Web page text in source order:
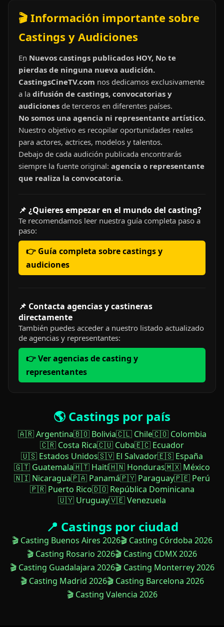
🎬 Información importante sobre
Castings y Audiciones
En Nuevos castings publicados HOY, No te
pierdas de ninguna nueva audición.
CastingsCineTV.com nos dedicamos exclusivamente
a la difusión de castings, convocatorias y
audiciones de terceros en diferentes países.
No somos una agencia ni representante artístico.
Nuestro objetivo es recopilar oportunidades reales
para actores, actrices, modelos y talentos.
Debajo de cada audición publicada encontrarás
siempre la fuente original: agencia o representante
que realiza la convocatoria.
📌 ¿Quieres empezar en el mundo del casting?
Te recomendamos leer nuestra guía completa paso a
paso:
👉 Guía completa sobre castings y
audiciones
📌 Contacta agencias y castineras
directamente
También puedes acceder a nuestro listado actualizado
de agencias y representantes:
👉 Ver agencias de casting y
representantes
🌎 Castings por país
🇦🇷 Argentina🇧🇴 Bolivia🇨🇱 Chile🇨🇴 Colombia
🇨🇷 Costa Rica🇨🇺 Cuba🇪🇨 Ecuador
🇺🇸 Estados Unidos🇸🇻 El Salvador🇪🇸 España
🇬🇹 Guatemala🇭🇹 Haití🇭🇳 Honduras🇲🇽 México
🇳🇮 Nicaragua🇵🇦 Panamá🇵🇾 Paraguay🇵🇪 Perú
🇵🇷 Puerto Rico🇩🇴 República Dominicana
🇺🇾 Uruguay🇻🇪 Venezuela
📍 Castings por ciudad
🎬 Casting Buenos Aires 2026🎬 Casting Córdoba 2026
🎬 Casting Rosario 2026🎬 Casting CDMX 2026
🎬 Casting Guadalajara 2026🎬 Casting Monterrey 2026
🎬 Casting Madrid 2026🎬 Casting Barcelona 2026
🎬 Casting Valencia 2026